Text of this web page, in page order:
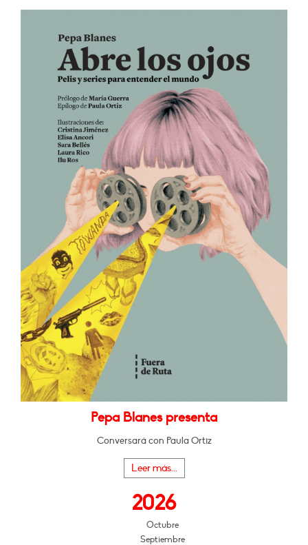
Pepa Blanes presenta
Conversará con Paula Ortiz
Leer más...
2026
Octubre
Septiembre